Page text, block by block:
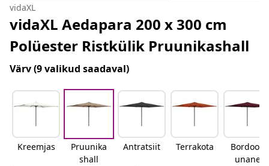
vidaXL
vidaXL Aedapara 200 x 300 cm
Polüester Ristkülik Pruunikashall
Värv(9 valikud saadaval)
Kreemjas
Pruunika
shall
Antratsiit Terrakota
Bordoop
unane